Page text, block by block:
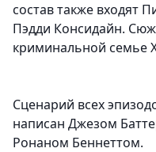
состав также входят
Пэдди Консидайн.
криминальной семье
Сценарий всех
написан Джезом
Ронаном Беннеттом.